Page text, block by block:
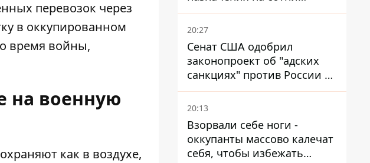
перевозок через
в оккупированном
время войны,
на военную
как в воздухе,
миллионов, но удары ВСУ
изменили ситуацию
20:27
Сенат США одобрил
законопроект об "адских
санкциях" против России и
Ирана
20:13
Взорвали себе ноги -
оккупанты массово калечат
себя, чтобы избежать